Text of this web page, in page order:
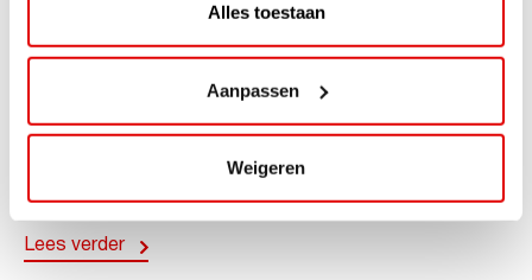
Alles toestaan
Aanpassen
Weigeren
ACTIE
ViaAVIA Super Deal: 20% korting bij
ViaLuxury Hotels
ViaAVIA Super Deal: €25 korting bij ViaLuxury Hotels
Lees verder